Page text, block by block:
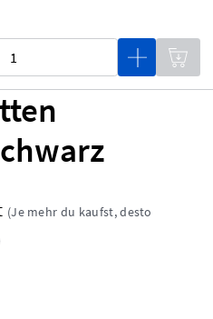
(Je mehr du kaufst, desto